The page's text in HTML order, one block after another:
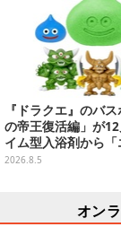
『ドラクエ』のバ
の帝王復活編」が
イム型入浴剤から「
「デスピサロ」ら6
2026.8.5
オン